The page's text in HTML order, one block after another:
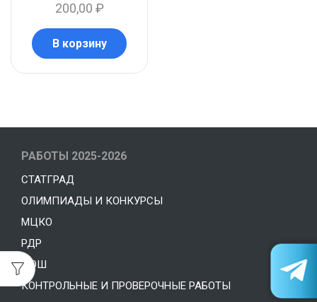
200,00 ₽
В корзину
РАБОТЫ 2025-2026
СТАТГРАД
ОЛИМПИАДЫ И КОНКУРСЫ
МЦКО
РДР
МОШ
КОНТРОЛЬНЫЕ И ПРОВЕРОЧНЫЕ РАБОТЫ